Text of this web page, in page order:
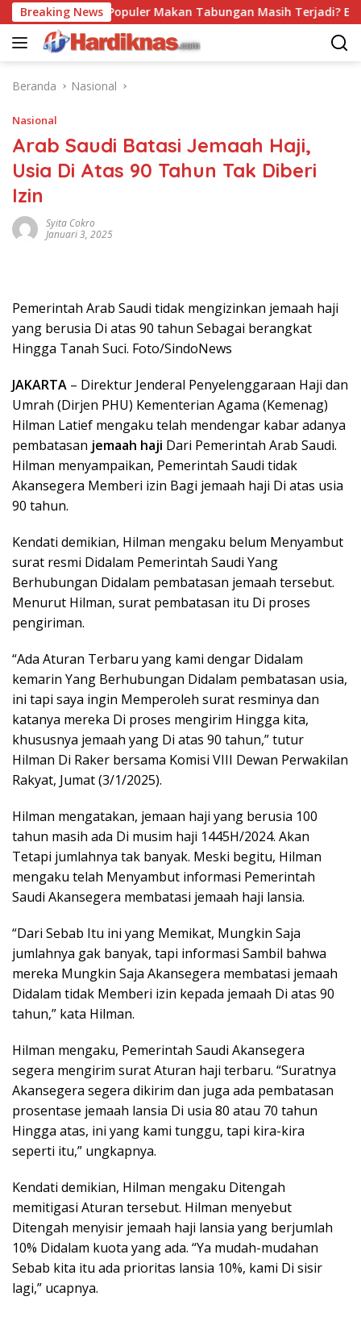
Langsung
ke
konten
Breaking News
Trend Populer Makan Tabungan Masih Terjadi? Ekonom
Beranda Nasional
Nasional
Arab Saudi Batasi Jemaah Haji,
Usia Di Atas 90 Tahun Tak Diberi
Izin
Syita Cokro
Januari 3, 2025
Pemerintah Arab Saudi tidak mengizinkan jemaah haji
yang berusia Di atas 90 tahun Sebagai berangkat
Hingga Tanah Suci. Foto/SindoNews
JAKARTA – Direktur Jenderal Penyelenggaraan Haji dan
Umrah (Dirjen PHU) Kementerian Agama (Kemenag)
Hilman Latief mengaku telah mendengar kabar adanya
pembatasan jemaah haji Dari Pemerintah Arab Saudi.
Hilman menyampaikan, Pemerintah Saudi tidak
Akansegera Memberi izin Bagi jemaah haji Di atas usia
90 tahun.
Kendati demikian, Hilman mengaku belum Menyambut
surat resmi Didalam Pemerintah Saudi Yang
Berhubungan Didalam pembatasan jemaah tersebut.
Menurut Hilman, surat pembatasan itu Di proses
pengiriman.
“Ada Aturan Terbaru yang kami dengar Didalam
kemarin Yang Berhubungan Didalam pembatasan usia,
ini tapi saya ingin Memperoleh surat resminya dan
katanya mereka Di proses mengirim Hingga kita,
khususnya jemaah yang Di atas 90 tahun,” tutur
Hilman Di Raker bersama Komisi VIII Dewan Perwakilan
Rakyat, Jumat (3/1/2025).
Hilman mengatakan, jemaan haji yang berusia 100
tahun masih ada Di musim haji 1445H/2024. Akan
Tetapi jumlahnya tak banyak. Meski begitu, Hilman
mengaku telah Menyambut informasi Pemerintah
Saudi Akansegera membatasi jemaah haji lansia.
“Dari Sebab Itu ini yang Memikat, Mungkin Saja
jumlahnya gak banyak, tapi informasi Sambil bahwa
mereka Mungkin Saja Akansegera membatasi jemaah
Didalam tidak Memberi izin kepada jemaah Di atas 90
tahun,” kata Hilman.
Hilman mengaku, Pemerintah Saudi Akansegera
segera mengirim surat Aturan haji terbaru. “Suratnya
Akansegera segera dikirim dan juga ada pembatasan
prosentase jemaah lansia Di usia 80 atau 70 tahun
Hingga atas, ini yang kami tunggu, tapi kira-kira
seperti itu,” ungkapnya.
Kendati demikian, Hilman mengaku Ditengah
memitigasi Aturan tersebut. Hilman menyebut
Ditengah menyisir jemaah haji lansia yang berjumlah
10% Didalam kuota yang ada. “Ya mudah-mudahan
Sebab kita itu ada prioritas lansia 10%, kami Di sisir
lagi,” ucapnya.